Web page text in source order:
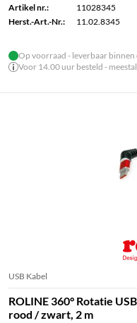
Artikel nr.:
11028345
Herst.-Art.-Nr.:
11.02.8345
Op voorraad - leverbaar binnen
Voor 14.00 uur besteld -
USB Kabel
ROLINE 360° Rotatie
rood / zwart, 2 m